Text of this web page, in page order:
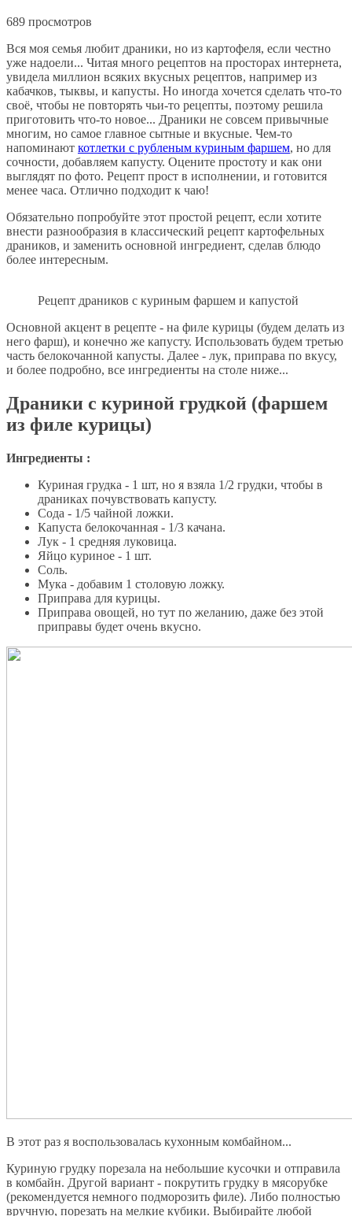
689 просмотров
Вся моя семья любит драники, но из картофеля, если честно
уже надоели... Читая много рецептов на просторах интернета,
увидела миллион всяких вкусных рецептов, например из
кабачков, тыквы, и капусты. Но иногда хочется сделать что-то
своё, чтобы не повторять чьи-то рецепты, поэтому решила
приготовить что-то новое... Драники не совсем привычные
многим, но самое главное сытные и вкусные. Чем-то
напоминают котлетки с рубленым куриным фаршем, но для
сочности, добавляем капусту. Оцените простоту и как они
выглядят по фото. Рецепт прост в исполнении, и готовится
менее часа. Отлично подходит к чаю!
Обязательно попробуйте этот простой рецепт, если хотите
внести разнообразия в классический рецепт картофельных
драников, и заменить основной ингредиент, сделав блюдо
более интересным.
Рецепт драников с куриным фаршем и капустой
Основной акцент в рецепте - на филе курицы (будем делать из
него фарш), и конечно же капусту. Использовать будем третью
часть белокочанной капусты. Далее - лук, приправа по вкусу,
и более подробно, все ингредиенты на столе ниже...
Драники с куриной грудкой (фаршем
из филе курицы)
Ингредиенты :
Куриная грудка - 1 шт, но я взяла 1/2 грудки, чтобы в
драниках почувствовать капусту.
Сода - 1/5 чайной ложки.
Капуста белокочанная - 1/3 качана.
Лук - 1 средняя луковица.
Яйцо куриное - 1 шт.
Соль.
Мука - добавим 1 столовую ложку.
Приправа для курицы.
Приправа овощей, но тут по желанию, даже без этой
приправы будет очень вкусно.
В этот раз я воспользовалась кухонным комбайном...
Куриную грудку порезала на небольшие кусочки и отправила
в комбайн. Другой вариант - покрутить грудку в мясорубке
(рекомендуется немного подморозить филе). Либо полностью
вручную, порезать на мелкие кубики. Выбирайте любой